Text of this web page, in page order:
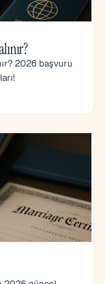
2026 başvuru